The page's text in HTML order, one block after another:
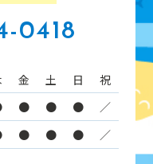
0418
金 土 日
祝
● ● ●
／
● ● ● ／